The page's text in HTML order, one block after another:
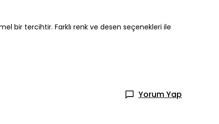
bir tercihtir. Farklı renk ve desen seçenekleri ile
Yorum Yap